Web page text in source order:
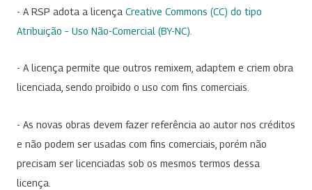
- A RSP adota a licença Creative Commons (CC) do tipo
Atribuição – Uso Não-Comercial (BY-NC)
- A licença permite que outros remixem, adaptem e criem obra
licenciada, sendo proibido o uso com fins comerciais.
- As novas obras devem fazer referência ao autor nos créditos
e não podem ser usadas com fins comerciais, porém não
precisam ser licenciadas sob os mesmos termos dessa
licença.